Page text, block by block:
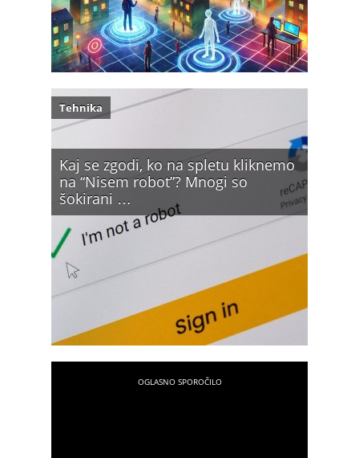
Kaj se zgodi, ko na spletu kliknemo
na “Nisem robot”? Mnogi so
šokirani …
Tehnika